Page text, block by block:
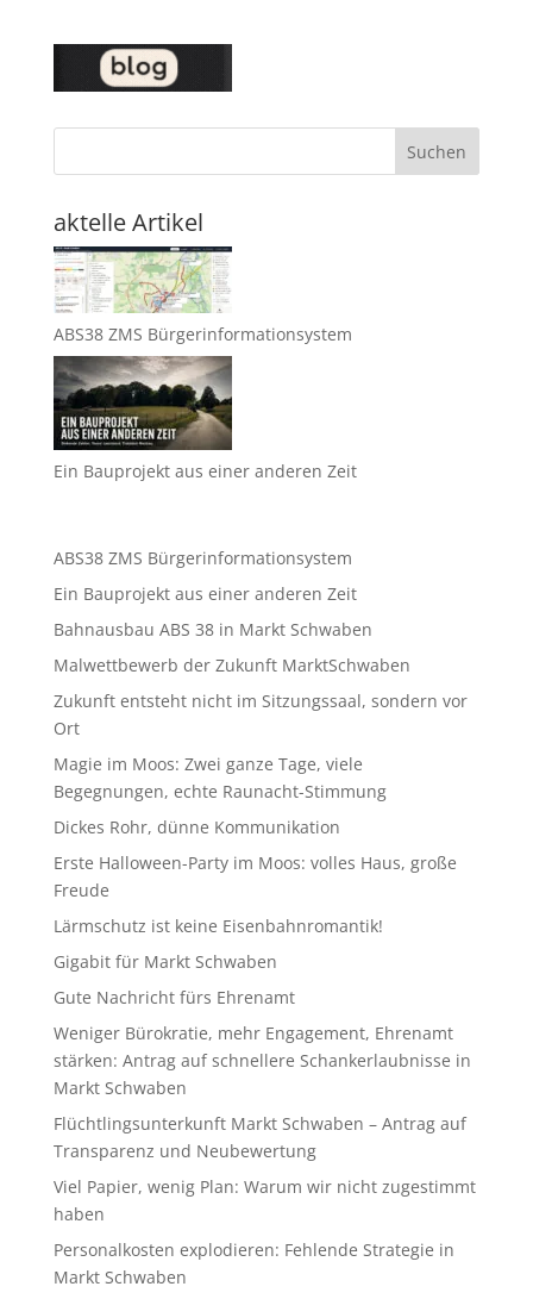
Suchen
aktelle Artikel
ABS38 ZMS Bürgerinformationsystem
Ein Bauprojekt aus einer anderen Zeit
ABS38 ZMS Bürgerinformationsystem
Ein Bauprojekt aus einer anderen Zeit
Bahnausbau ABS 38 in Markt Schwaben
Malwettbewerb der Zukunft MarktSchwaben
Zukunft entsteht nicht im Sitzungssaal, sondern vor
Ort
Magie im Moos: Zwei ganze Tage, viele
Begegnungen, echte Raunacht-Stimmung
Dickes Rohr, dünne Kommunikation
Erste Halloween-Party im Moos: volles Haus, große
Freude
Lärmschutz ist keine Eisenbahnromantik!
Gigabit für Markt Schwaben
Gute Nachricht fürs Ehrenamt
Weniger Bürokratie, mehr Engagement, Ehrenamt
stärken: Antrag auf schnellere Schankerlaubnisse in
Markt Schwaben
Flüchtlingsunterkunft Markt Schwaben – Antrag auf
Transparenz und Neubewertung
Viel Papier, wenig Plan: Warum wir nicht zugestimmt
haben
Personalkosten explodieren: Fehlende Strategie in
Markt Schwaben